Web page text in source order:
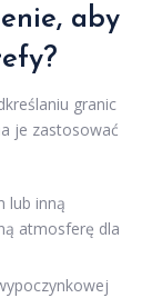
aby
granic
je zastosować
lub inną
atmosferę dla